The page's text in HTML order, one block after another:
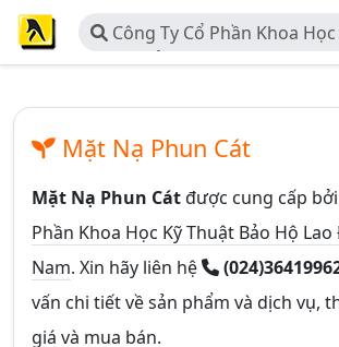
Công Ty Cổ Phần Khoa Học
Thuật Bảo Hộ Lao Động Việt
Mặt Nạ Phun Cát
Mặt Nạ Phun Cátđược cung cấp bởi
Phần Khoa Học Kỹ Thuật Bảo Hộ
Nam. Xin hãy liên hệ
vấn chi tiết về sản phẩm và dịch vụ,
giá và mua bán.